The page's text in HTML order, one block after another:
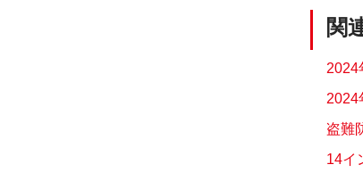
関
2024
2024
盗難
14イ